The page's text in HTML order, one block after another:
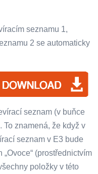
seznamu 1,
2 se automaticky
seznam (v buňce
To znamená, že když v
seznam v E3 bude
(prostřednictvím
položky v této